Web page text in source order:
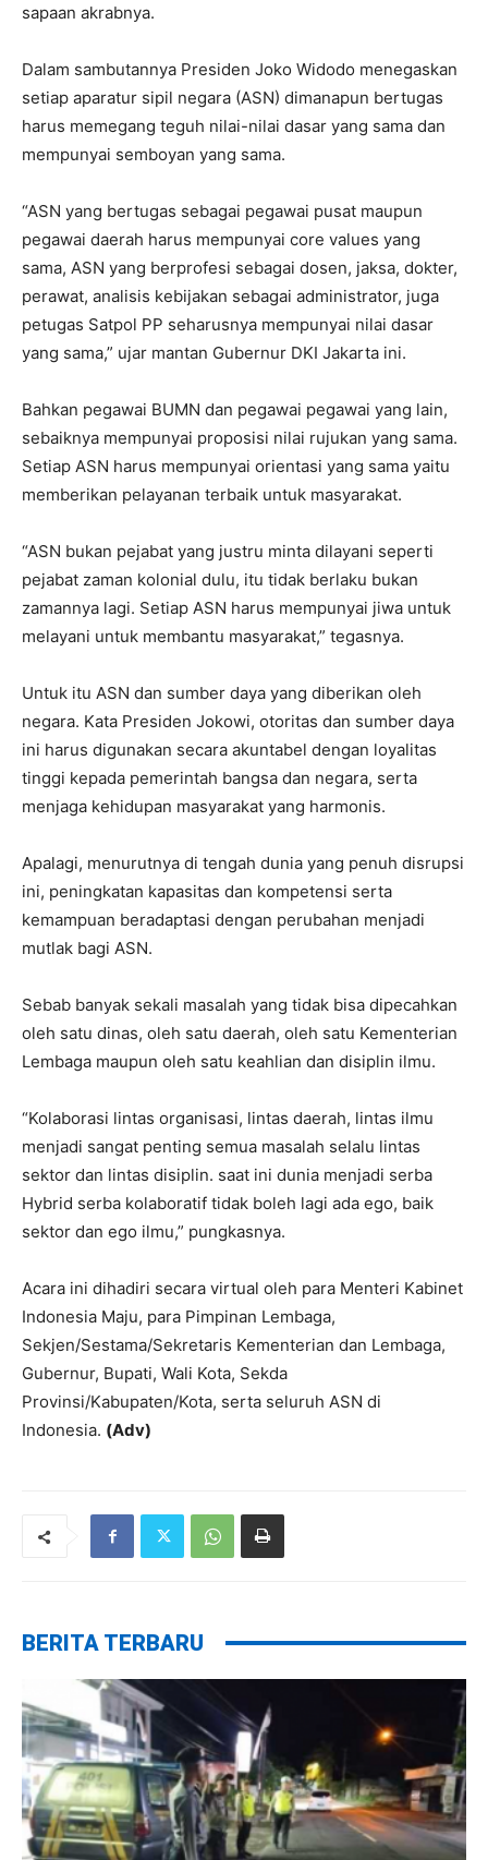
sapaan akrabnya.
Dalam sambutannya Presiden Joko Widodo menegaskan
setiap aparatur sipil negara (ASN) dimanapun bertugas
harus memegang teguh nilai-nilai dasar yang sama dan
mempunyai semboyan yang sama.
“ASN yang bertugas sebagai pegawai pusat maupun
pegawai daerah harus mempunyai core values yang
sama, ASN yang berprofesi sebagai dosen, jaksa, dokter,
perawat, analisis kebijakan sebagai administrator, juga
petugas Satpol PP seharusnya mempunyai nilai dasar
yang sama,” ujar mantan Gubernur DKI Jakarta ini.
Bahkan pegawai BUMN dan pegawai pegawai yang lain,
sebaiknya mempunyai proposisi nilai rujukan yang sama.
Setiap ASN harus mempunyai orientasi yang sama yaitu
memberikan pelayanan terbaik untuk masyarakat.
“ASN bukan pejabat yang justru minta dilayani seperti
pejabat zaman kolonial dulu, itu tidak berlaku bukan
zamannya lagi. Setiap ASN harus mempunyai jiwa untuk
melayani untuk membantu masyarakat,” tegasnya.
Untuk itu ASN dan sumber daya yang diberikan oleh
negara. Kata Presiden Jokowi, otoritas dan sumber daya
ini harus digunakan secara akuntabel dengan loyalitas
tinggi kepada pemerintah bangsa dan negara, serta
menjaga kehidupan masyarakat yang harmonis.
Apalagi, menurutnya di tengah dunia yang penuh disrupsi
ini, peningkatan kapasitas dan kompetensi serta
kemampuan beradaptasi dengan perubahan menjadi
mutlak bagi ASN.
Sebab banyak sekali masalah yang tidak bisa dipecahkan
oleh satu dinas, oleh satu daerah, oleh satu Kementerian
Lembaga maupun oleh satu keahlian dan disiplin ilmu.
“Kolaborasi lintas organisasi, lintas daerah, lintas ilmu
menjadi sangat penting semua masalah selalu lintas
sektor dan lintas disiplin. saat ini dunia menjadi serba
Hybrid serba kolaboratif tidak boleh lagi ada ego, baik
sektor dan ego ilmu,” pungkasnya.
Acara ini dihadiri secara virtual oleh para Menteri Kabinet
Indonesia Maju, para Pimpinan Lembaga,
Sekjen/Sestama/Sekretaris Kementerian dan Lembaga,
Gubernur, Bupati, Wali Kota, Sekda
Provinsi/Kabupaten/Kota, serta seluruh ASN di
Indonesia. (Adv)
BERITA TERBARU